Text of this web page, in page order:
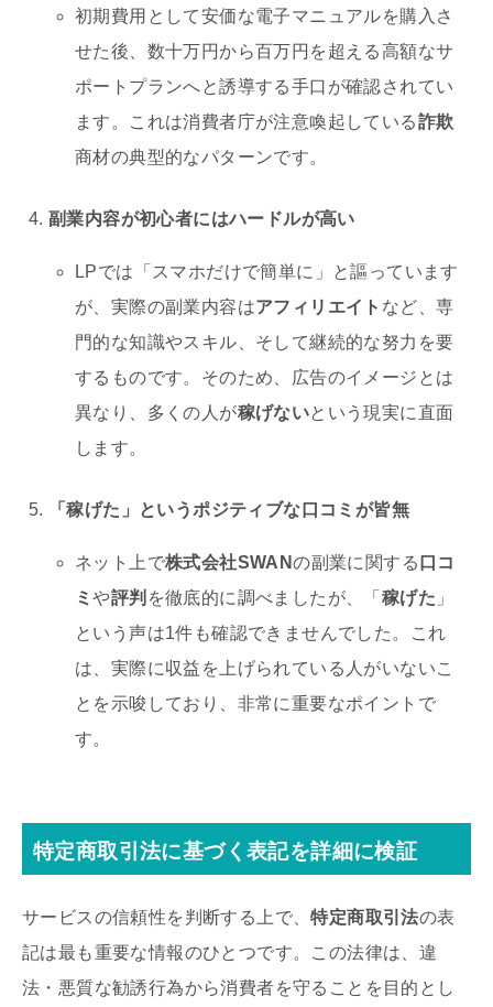
初期費用として安価な電子マニュアルを購入さ
せた後、数十万円から百万円を超える高額なサ
ポートプランへと誘導する手口が確認されてい
ます。これは消費者庁が注意喚起している詐欺
商材の典型的なパターンです。
副業内容が初心者にはハードルが高い
LPでは「スマホだけで簡単に」と謳っています
が、実際の副業内容はアフィリエイト など、専
門的な知識やスキル、そして継続的な努力を要
するものです。そのため、広告のイメージとは
異なり、多くの人が稼げないという現実に直面
します。
「稼げた」というポジティブな口コミが皆無
ネット上で株式会社SWANの副業に関する 口コ
ミや評判 を徹底的に調べましたが、「 稼げた 」
という声は1件も確認できませんでした。これ
は、実際に収益を上げられている人がいないこ
とを示唆しており、非常に重要なポイントで
す。
特定商取引法に基づく表記を詳細に検証
サービスの信頼性を判断する上で、特定商取引法の表
記は最も重要な情報のひとつです。この法律は、違
法・悪質な勧誘行為から消費者を守ることを目的とし